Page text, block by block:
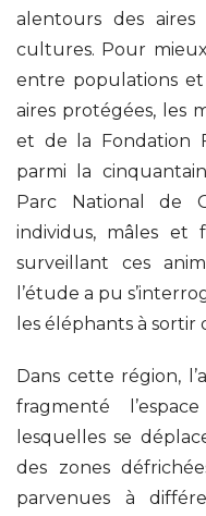
alentours des
cultures. Pour
entre populations
aires protégées, les
et de la Fondation
parmi la
Parc National de
individus, mâles et
surveillant ces
l’étude a pu
les éléphants à sortir
Dans cette région,
fragmenté
lesquelles se
des zones
parvenues à